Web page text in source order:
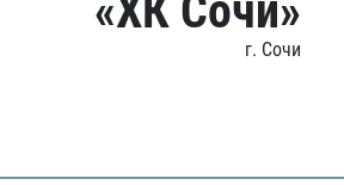
«ХК Сочи»
г. Сочи